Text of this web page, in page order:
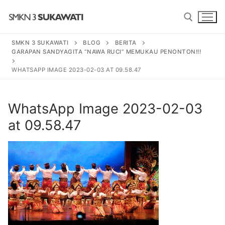
BERANDA
PROGRAM
SENI TARI BALI
SENI PEDALANGAN
PROFIL SEKOLAH
SEJARAH
BERITA
SMKN 3 SUKAWATI BLOG
BERITA
GARAPAN SANDYAGITA “NAWA RUCI” MEMUKAU PENONTON!!!
WHATSAPP IMAGE 2023-02-03 AT 09.58.47
WhatsApp Image 2023-02-03
at 09.58.47